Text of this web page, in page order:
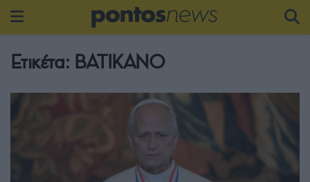
Ετικέτα: ΒΑΤΙΚΑΝΟ